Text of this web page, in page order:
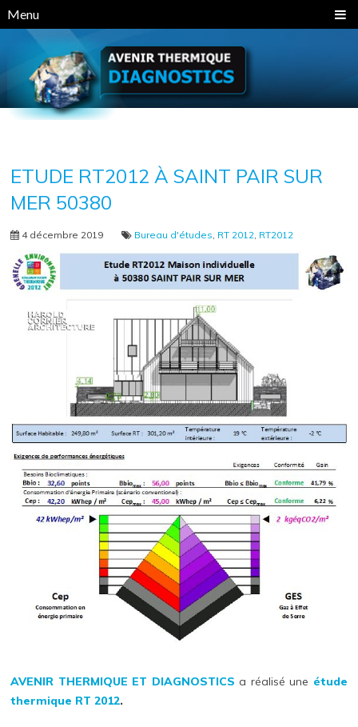
Menu
ETUDE RT2012 À SAINT PAIR SUR
MER 50380
4 décembre 2019 Bureau d'études RT 2012 RT2012
AVENIR THERMIQUE ET DIAGNOSTICS a réalisé une étude
thermique RT 2012.
Panneau de gestion des cookies